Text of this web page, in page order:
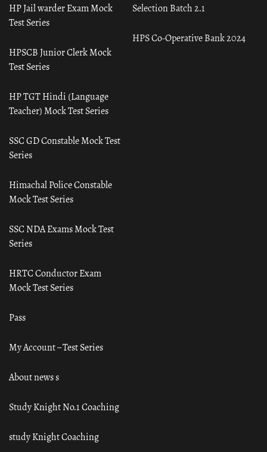
Selection Batch 2.1
HPS Co-Operative Bank 2024
HP Jail warder Exam Mock
Test Series
HPSCB Junior Clerk Mock
Test Series
HP TGT Hindi (Language
Teacher) Mock Test Series
SSC GD Constable Mock Test
Series
Himachal Police Constable
Mock Test Series
SSC NDA Exams Mock Test
Series
HRTC Conductor Exam
Mock Test Series
Pass
My Account – Test Series
About news s
Study Knight No.1 Coaching
study Knight Coaching